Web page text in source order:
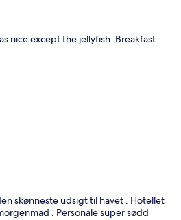
nice except the jellyfish. Breakfast
skønneste udsigt til havet . Hotellet
. Personale super sødd